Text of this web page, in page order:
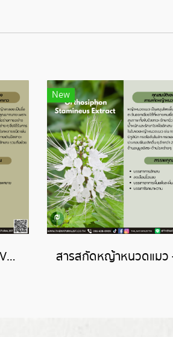
สารสกัดหญ้าดอกขาว - Vernonia Cinerea Extract
New